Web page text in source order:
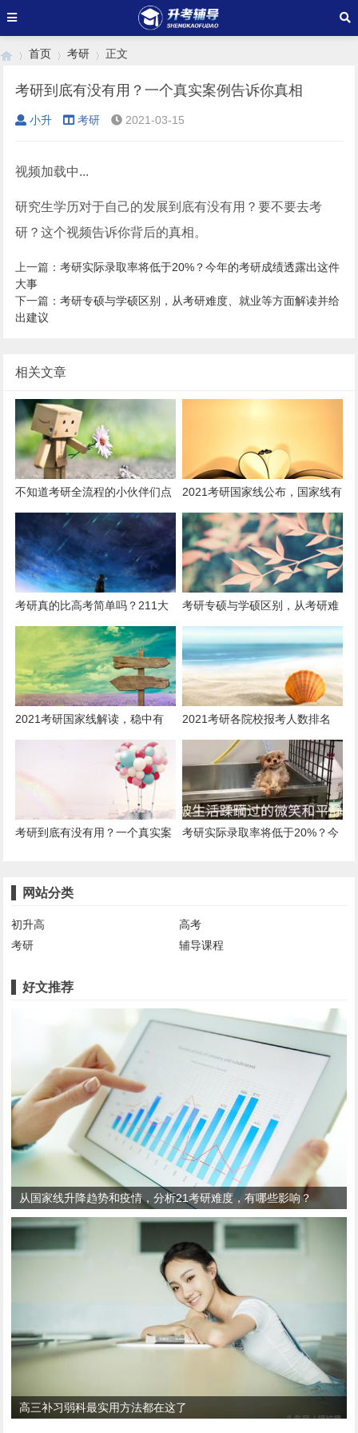
›
首页
›
考研
›
正文
考研到底有没有用？一个真实案例告诉你真相
小升 考研 2021-03-15
视频加载中...
研究生学历对于自己的发展到底有没有用？要不要去考
研？这个视频告诉你背后的真相。
上一篇：考研实际录取率将低于20%？今年的考研成绩透露出这件
大事
下一篇：考研专硕与学硕区别，从考研难度、就业等方面解读并给
出建议
相关文章
不知道考研全流程的小伙伴们点
进来看看，全是干货，真的有用
2021考研国家线公布，国家线有
涨有降，考生是有喜有忧
考研真的比高考简单吗？211大
四学姐跟你好好唠一唠考研这件
考研专硕与学硕区别，从考研难
度、就业等方面解读并给出建议
2021考研国家线解读，稳中有
降，扩招趋势明显，擦线党还有
2021考研各院校报考人数排名
考研到底有没有用？一个真实案
考研实际录取率将低于20%？今
网站分类
初升高
高考
考研
辅导课程
好文推荐
从国家线升降趋势和疫情，分析21考研难度，有哪些影响？
高三补习弱科最实用方法都在这了